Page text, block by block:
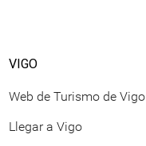
VIGO
Web de Turismo de Vigo
Llegar a Vigo